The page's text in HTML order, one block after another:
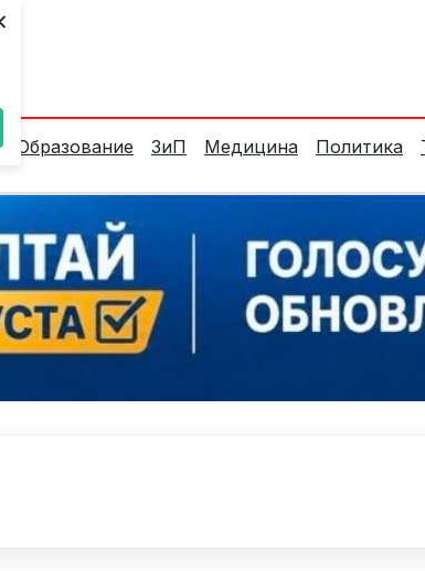
Образование ЗиП Медицина Политика